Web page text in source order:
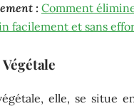
: Comment
facilement et sans
elle, se situe